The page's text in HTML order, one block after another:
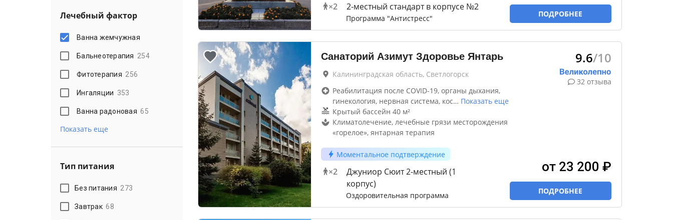
Лечебный фактор
Ванна жемчужная
Бальнеотерапия 254
Фитотерапия 256
Ингаляции 353
Ванна радоновая 65
Показать еще
Тип питания
Без питания 273
Завтрак 68
×2 2-местный стандарт в корпусе №2
Программа "Антистресс" ПОДРОБНЕЕ
Санаторий Азимут Здоровье Янтарь
Калининградская область, Светлогорск
Реабилитация после COVID-19, органы дыхания,
гинекология, нервная система, кос… Показать еще
Крытый бассейн 40 м²
Климатолечение, лечебные грязи месторождения
«горелое», янтарная терапия
Моментальное подтверждение
×2
Джуниор Сюит 2-местный (1
корпус)
Оздоровительная программа
9.6/10
32 отзыва
от 23 200 ₽
ПОДРОБНЕЕ